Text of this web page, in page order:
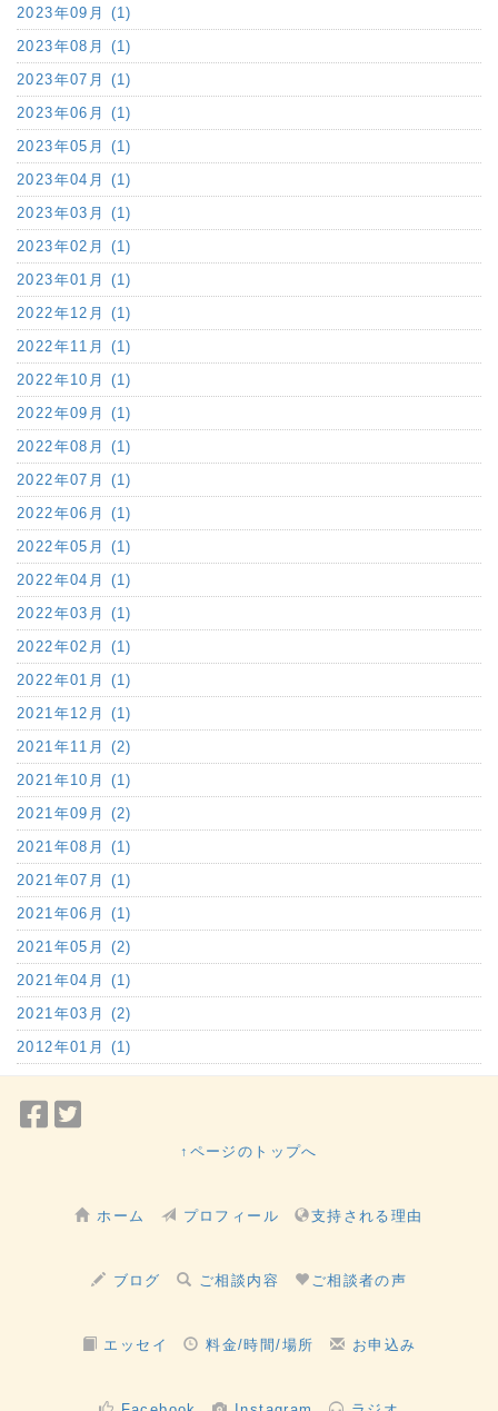
2023年09月 (1)
2023年08月 (1)
2023年07月 (1)
2023年06月 (1)
2023年05月 (1)
2023年04月 (1)
2023年03月 (1)
2023年02月 (1)
2023年01月 (1)
2022年12月 (1)
2022年11月 (1)
2022年10月 (1)
2022年09月 (1)
2022年08月 (1)
2022年07月 (1)
2022年06月 (1)
2022年05月 (1)
2022年04月 (1)
2022年03月 (1)
2022年02月 (1)
2022年01月 (1)
2021年12月 (1)
2021年11月 (2)
2021年10月 (1)
2021年09月 (2)
2021年08月 (1)
2021年07月 (1)
2021年06月 (1)
2021年05月 (2)
2021年04月 (1)
2021年03月 (2)
2012年01月 (1)
Facebook
ェ
↑ページのトップへ
ホーム プロフィール 支持される理由
ブログ ご相談内容 ご相談者の声
エッセイ 料金/時間/場所 お申込み